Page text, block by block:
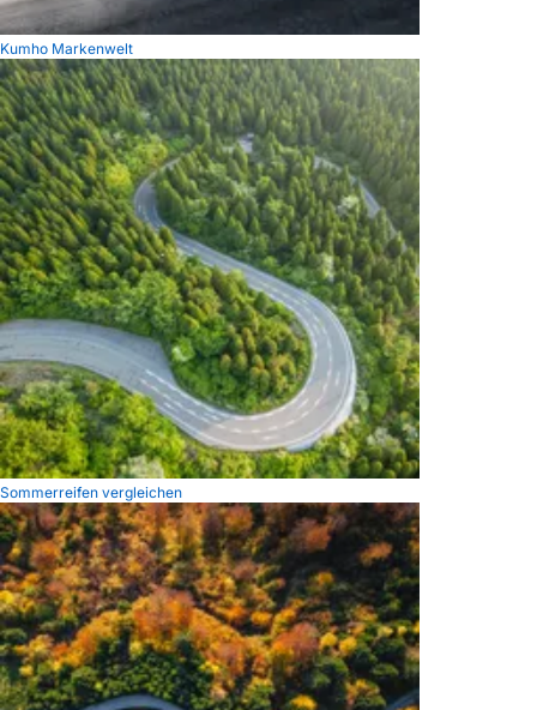
Kumho Markenwelt
Sommerreifen vergleichen